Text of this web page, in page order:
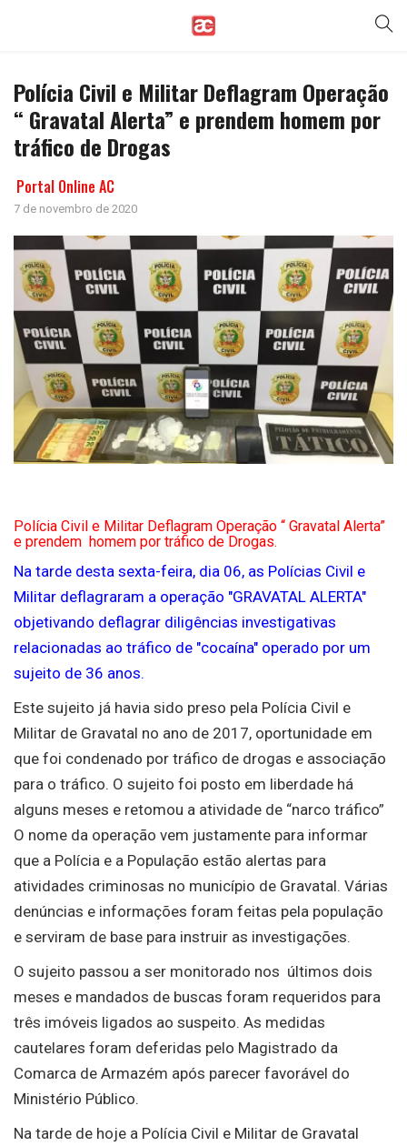
Polícia Civil e Militar Deflagram Operação
“ Gravatal Alerta” e prendem homem por
tráfico de Drogas
Portal Online AC
7 de novembro de 2020
Polícia Civil e Militar Deflagram Operação “ Gravatal Alerta”
e prendem homem por tráfico de Drogas.
Na tarde desta sexta-feira, dia 06, as Polícias Civil e
Militar deflagraram a operação "GRAVATAL ALERTA"
objetivando deflagrar diligências investigativas
relacionadas ao tráfico de "cocaína" operado por um
sujeito de 36 anos.
Este sujeito já havia sido preso pela Polícia Civil e
Militar de Gravatal no ano de 2017, oportunidade em
que foi condenado por tráfico de drogas e associação
para o tráfico. O sujeito foi posto em liberdade há
alguns meses e retomou a atividade de “narco tráfico”
O nome da operação vem justamente para informar
que a Polícia e a População estão alertas para
atividades criminosas no município de Gravatal. Várias
denúncias e informações foram feitas pela população
e serviram de base para instruir as investigações.
O sujeito passou a ser monitorado nos últimos dois
meses e mandados de buscas foram requeridos para
três imóveis ligados ao suspeito. As medidas
cautelares foram deferidas pelo Magistrado da
Comarca de Armazém após parecer favorável do
Ministério Público.
Na tarde de hoje a Polícia Civil e Militar de Gravatal